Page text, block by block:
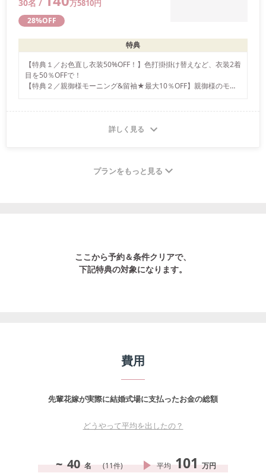
30名 / 万5810円
28%OFF
特典
【特典１／お色直し衣装50%OFF！】色打掛掛け替えなど、衣装2着
目を50％OFFで！
【特典２／親御様モーニング&留袖★最大10％OFF】親御様のモー
詳しく見る
プランをもっと見る
ここから予約＆条件クリアで、
下記特典の対象になります。
費用
先輩花嫁が実際に結婚式場に支払ったお金の総額
どうやって平均を出したの？
~ 40 名 (11件) 平均 101 万円